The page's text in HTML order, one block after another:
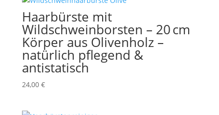
Haarbürste mit
Wildschweinborsten – 20 cm
Körper aus Olivenholz –
natürlich pflegend &
antistatisch
24,00 €